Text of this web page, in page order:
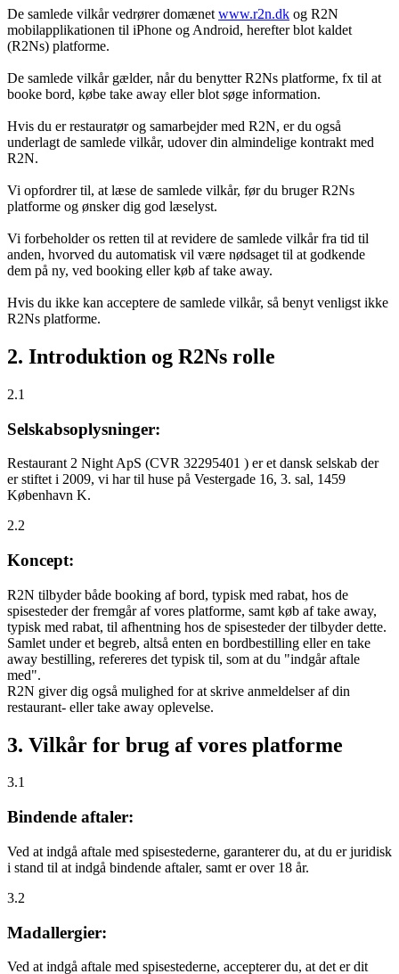
De samlede vilkår vedrører domænet www.r2n.dk og R2N
mobilapplikationen til iPhone og Android, herefter blot kaldet
(R2Ns) platforme.
De samlede vilkår gælder, når du benytter R2Ns platforme, fx til at
booke bord, købe take away eller blot søge information.
Hvis du er restauratør og samarbejder med R2N, er du også
underlagt de samlede vilkår, udover din almindelige kontrakt med
R2N.
Vi opfordrer til, at læse de samlede vilkår, før du bruger R2Ns
platforme og ønsker dig god læselyst.
Vi forbeholder os retten til at revidere de samlede vilkår fra tid til
anden, hvorved du automatisk vil være nødsaget til at godkende
dem på ny, ved booking eller køb af take away.
Hvis du ikke kan acceptere de samlede vilkår, så benyt venligst ikke
R2Ns platforme.
2. Introduktion og R2Ns rolle
2.1
Selskabsoplysninger:
Restaurant 2 Night ApS (CVR 32295401 ) er et dansk selskab der
er stiftet i 2009, vi har til huse på Vestergade 16, 3. sal, 1459
København K.
2.2
Koncept:
R2N tilbyder både booking af bord, typisk med rabat, hos de
spisesteder der fremgår af vores platforme, samt køb af take away,
typisk med rabat, til afhentning hos de spisesteder der tilbyder dette.
Samlet under et begreb, altså enten en bordbestilling eller en take
away bestilling, refereres det typisk til, som at du "indgår aftale
med".
R2N giver dig også mulighed for at skrive anmeldelser af din
restaurant- eller take away oplevelse.
3. Vilkår for brug af vores platforme
3.1
Bindende aftaler:
Ved at indgå aftale med spisestederne, garanterer du, at du er juridisk
i stand til at indgå bindende aftaler, samt er over 18 år.
3.2
Madallergier:
Ved at indgå aftale med spisestederne, accepterer du, at det er dit